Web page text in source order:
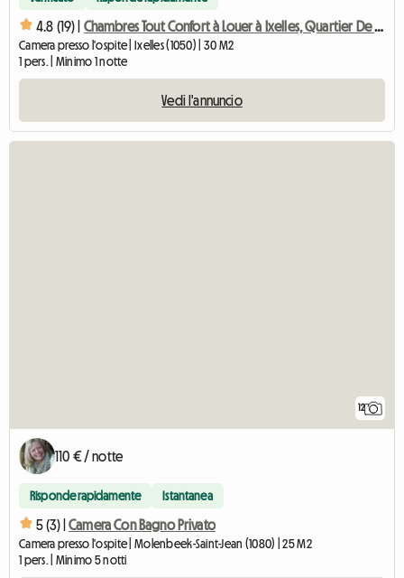
4.8 (19) | Chambres Tout Confort à Louer à Ixelles, Quartier De L'unive
Camera presso l'ospite | Ixelles (1050) | 30 M2
1 pers. | Minimo 1 notte
Vedi l'annuncio
12
110 € / notte
Risponde rapidamente Istantanea
5 (3) | Camera Con Bagno Privato
Camera presso l'ospite | Molenbeek-Saint-Jean (1080) | 25 M2
1 pers. | Minimo 5 notti